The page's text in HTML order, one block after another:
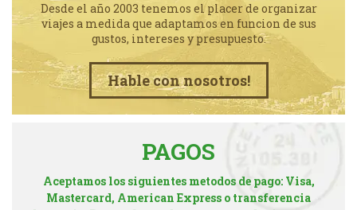
Desde el año 2003 tenemos el placer de organizar
viajes a medida que adaptamos en funcion de sus
gustos, intereses y presupuesto.
Hable con nosotros!
PAGOS
Aceptamos los siguientes metodos de pago: Visa,
Mastercard, American Express o transferencia